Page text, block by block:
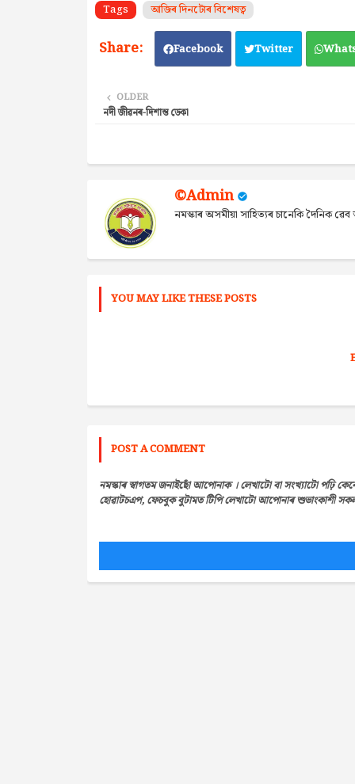
Tags আজিৰ দিনটোৰ বিশেষত্ব
Facebook Twitter
OLDER
নদী জীৱনৰ-দিশান্ত ডেকা
©Admin
নমস্কাৰ অসমীয়া সাহিত্যৰ চানেকি দৈনিক
YOU MAY LIKE THESE POSTS
POST A COMMENT
নমস্কাৰ স্বাগতম জনাইছোঁ আপোনাক । লেখাটো বা সংখ্যাটো পঢ়ি
হোৱাটচএপ, ফেচবুক বুটামত টিপি লেখাটো আপোনাৰ শুভাংকাশী